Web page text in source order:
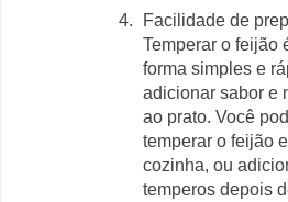
Facilidade de
Temperar o feijão
forma simples e
adicionar sabor e
ao prato. Você
temperar o feijão
cozinha, ou
temperos depois